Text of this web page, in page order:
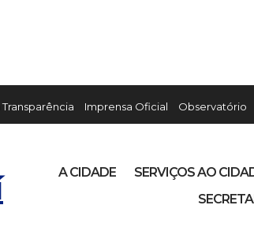
Imprensa Oficial Observatório
A CIDADE SERVIÇOS AO